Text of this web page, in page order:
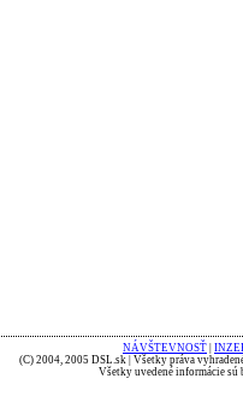
NÁVŠTEVNOSŤ
(C) 2004, 2005 DSL.sk | Všetky práva
Všetky uvedené informácie sú